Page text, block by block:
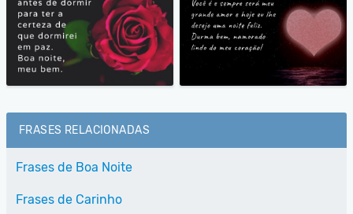
FRASES RELACIONADAS
Frases de Boa Noite
Frases de Carinho